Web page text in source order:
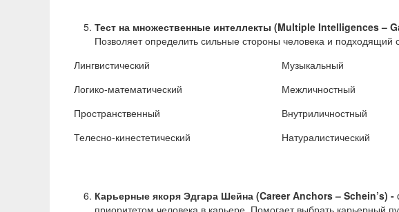
Тест на множественные интеллекты (Multiple Intelligences–
Позволяет определить сильные стороны человека и подходящий
Лингвистический
Музыкальный
Логико-математический
Межличностный
Пространственный
Внутриличностный
Телесно-кинестетический
Натуралистический
Карьерные якоря Эдгара Шейна (CareerAnchors– Schein’s) -